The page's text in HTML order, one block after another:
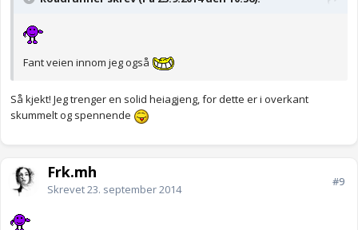
Fant veien innom jeg også
Så kjekt! Jeg trenger en solid heiagjeng, for dette er i overkant
skummelt og spennende
Frk.mh
Skrevet23. september 2014
#9